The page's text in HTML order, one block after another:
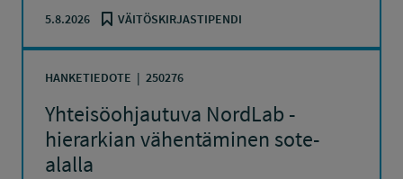
5.8.2026 VÄITÖSKIRJASTIPENDI
HANKETIEDOTE 250276
Yhteisöohjautuva NordLab -
hierarkian vähentäminen sote-
alalla